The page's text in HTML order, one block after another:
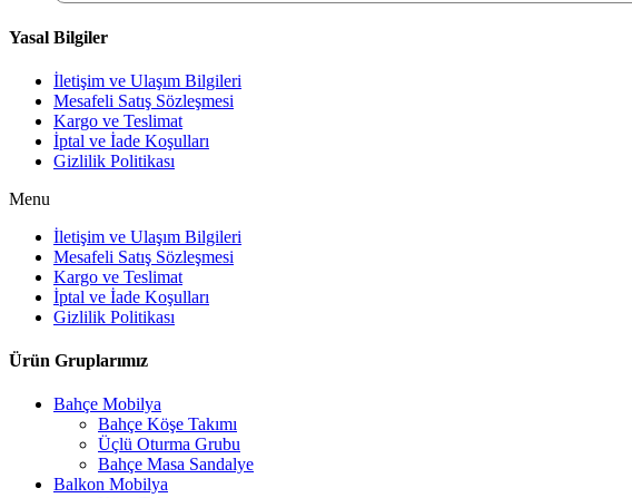
Yasal Bilgiler
İletişim ve Ulaşım Bilgileri
Mesafeli Satış Sözleşmesi
Kargo ve Teslimat
İptal ve İade Koşulları
Gizlilik Politikası
Menu
İletişim ve Ulaşım Bilgileri
Mesafeli Satış Sözleşmesi
Kargo ve Teslimat
İptal ve İade Koşulları
Gizlilik Politikası
Ürün Gruplarımız
Bahçe Mobilya
Bahçe Köşe Takımı
Üçlü Oturma Grubu
Bahçe Masa Sandalye
Balkon Mobilya